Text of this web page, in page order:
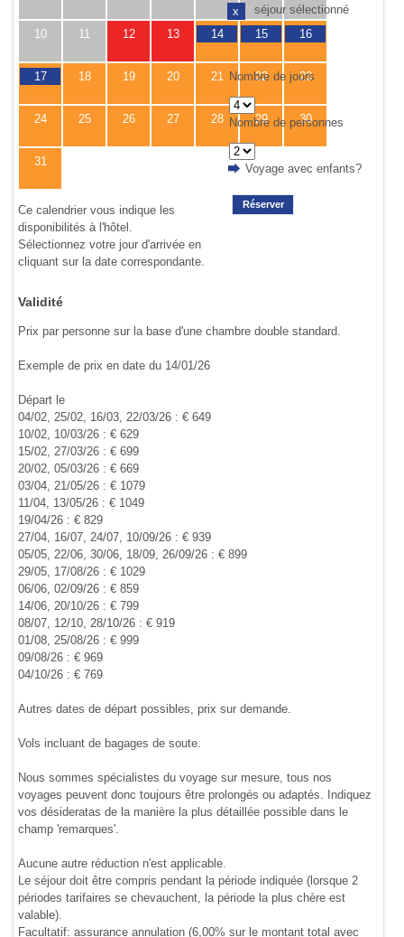
10 11 12 13 14 15 16
17 18 19 20 21 22 23
24 25 26 27 28 29 30
31
Ce calendrier vous indique les
disponibilités à l'hôtel.
Sélectionnez votre jour d'arrivée en
cliquant sur la date correspondante.
x
séjour sélectionné
Nombre de jours
Nombre de personnes
Voyage avec enfants?
Réserver
Validité
Prix par personne sur la base d'une chambre double standard.
Exemple de prix en date du 14/01/26
Départ le
04/02, 25/02, 16/03, 22/03/26 : € 649
10/02, 10/03/26 : € 629
15/02, 27/03/26 : € 699
20/02, 05/03/26 : € 669
03/04, 21/05/26 : € 1079
11/04, 13/05/26 : € 1049
19/04/26 : € 829
27/04, 16/07, 24/07, 10/09/26 : € 939
05/05, 22/06, 30/06, 18/09, 26/09/26 : € 899
29/05, 17/08/26 : € 1029
06/06, 02/09/26 : € 859
14/06, 20/10/26 : € 799
08/07, 12/10, 28/10/26 : € 919
01/08, 25/08/26 : € 999
09/08/26 : € 969
04/10/26 : € 769
Autres dates de départ possibles, prix sur demande.
Vols incluant de bagages de soute.
Nous sommes spécialistes du voyage sur mesure, tous nos
voyages peuvent donc toujours être prolongés ou adaptés. Indiquez
vos désideratas de la manière la plus détaillée possible dans le
champ 'remarques'.
Aucune autre réduction n'est applicable.
Le séjour doit être compris pendant la période indiquée (lorsque 2
périodes tarifaires se chevauchent, la période la plus chère est
valable).
Facultatif: assurance annulation (6,00% sur le montant total avec